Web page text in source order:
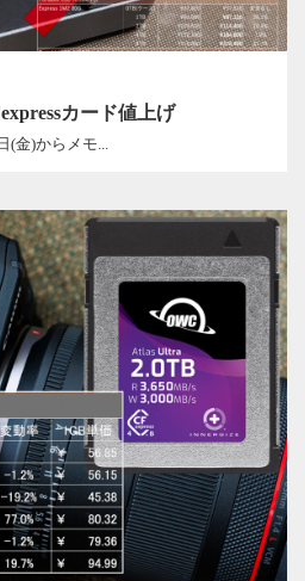
カード値上げ
(金)からメモ...